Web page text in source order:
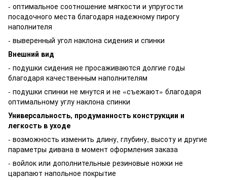
- оптимальное соотношение мягкости и упругости
посадочного места благодаря надежному пирогу
наполнителя
- выверенный угол наклона сидения и спинки
Внешний вид
- подушки сидения не просаживаются долгие годы
благодаря качественным наполнителям
- подушки спинки не мнутся и не «съежают» благодаря
оптимальному углу наклона спинки
Универсальность, продуманность конструкции и
легкость в уходе
- возможность изменить длину, глубину, высоту и другие
параметры дивана в момент оформления заказа
- войлок или дополнительные резиновые ножки не
царапают напольное покрытие